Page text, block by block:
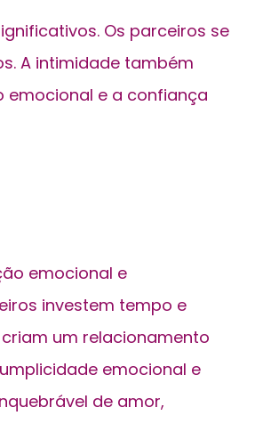
Os parceiros se
A intimidade também
emocional e a confiança
emocional e
investem tempo e
um relacionamento
emocional e
de amor,